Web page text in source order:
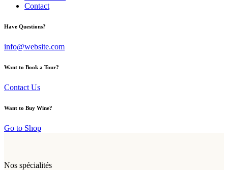
Contact
Have Questions?
info@website.com
Want to Book a Tour?
Contact Us
Want to Buy Wine?
Go to Shop
Nos spécialités